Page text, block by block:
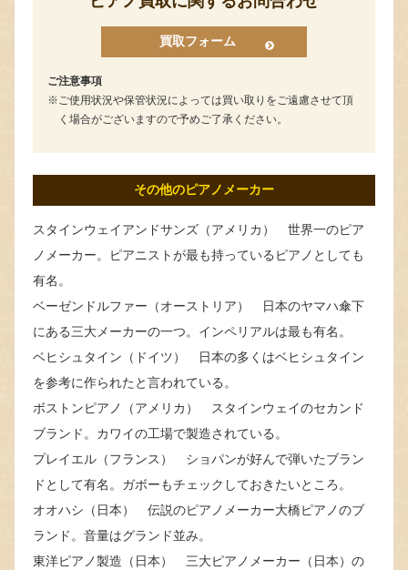
買取フォーム
ご注意事項
ご使用状況や保管状況によっては買い取りをご遠慮させて頂
く場合がございますので予めご了承ください。
その他のピアノメーカー
スタインウェイアンドサンズ（アメリカ） 世界一のピア
ノメーカー。ピアニストが最も持っているピアノとしても
有名。
ベーゼンドルファー（オーストリア） 日本のヤマハ傘下
にある三大メーカーの一つ。インペリアルは最も有名。
ベヒシュタイン（ドイツ） 日本の多くはベヒシュタイン
を参考に作られたと言われている。
ボストンピアノ（アメリカ） スタインウェイのセカンド
ブランド。カワイの工場で製造されている。
プレイエル（フランス） ショパンが好んで弾いたブラン
ドとして有名。ガボーもチェックしておきたいところ。
オオハシ（日本） 伝説のピアノメーカー大橋ピアノのブ
ランド。音量はグランド並み。
東洋ピアノ製造（日本） 三大ピアノメーカー（日本）の